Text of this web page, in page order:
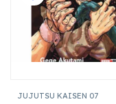
JUJUTSU KAISEN 07